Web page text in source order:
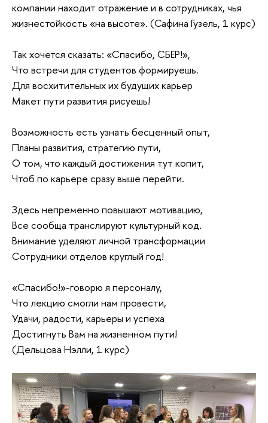
компании находит отражение и в сотрудниках, чья
жизнестойкость «на высоте». (Сафина Гузель, 1 курс)
Так хочется сказать: «Спасибо, СБЕР!»,
Что встречи для студентов формируешь.
Для восхитительных их будущих карьер
Макет пути развития рисуешь!
Возможность есть узнать бесценный опыт,
Планы развития, стратегию пути,
О том, что каждый достижения тут копит,
Чтоб по карьере сразу выше перейти.
Здесь непременно повышают мотивацию,
Все сообща транслируют культурный код.
Внимание уделяют личной трансформации
Сотрудники отделов круглый год!
«Спасибо!»-говорю я персоналу,
Что лекцию смогли нам провести,
Удачи, радости, карьеры и успеха
Достигнуть Вам на жизненном пути!
(Дельцова Нэлли, 1 курс)